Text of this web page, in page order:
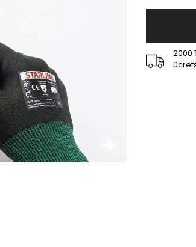
2000